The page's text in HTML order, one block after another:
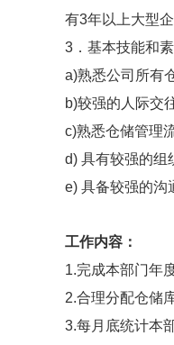
有3年以上大型
3．基本技能和
a)熟悉公司所有
b)较强的人际交
c)熟悉仓储管理
d) 具有较强的组
e) 具备较强的沟
工作内容：
1.完成本部门年
2.合理分配仓储
3.每月底统计本